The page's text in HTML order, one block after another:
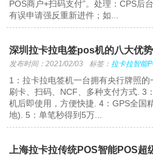
POS商户+扫码支付”。处理：CPS后
有误申请强反重新进件；如...
深圳拉卡拉电签pos机的八大优势
发布时间：2021/02/03 标签： 拉卡拉智能
1：拉卡拉电签机一台拥有央行牌照
刷卡、扫码、NCF、多种支付方式. 3
机后即使用，方便快捷. 4：GPS全国
地). 5：单笔秒得到5万...
上海拉卡拉传统POS智能POS